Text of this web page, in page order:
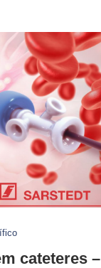
cateteres –